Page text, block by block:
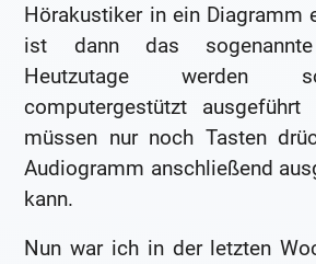
Hörakustiker in ein Diagramm
ist dann das sogenannte
Heutzutage werden
computergestützt
müssen nur noch Tasten
Audiogramm anschließend
kann.
Nun war ich in der letzten